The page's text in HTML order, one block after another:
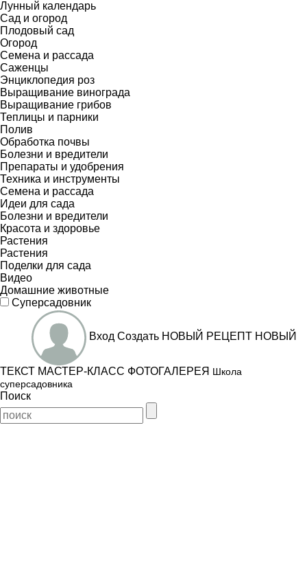
Лунный календарь
Сад и огород
Плодовый сад
Огород
Семена и рассада
Саженцы
Энциклопедия роз
Выращивание винограда
Выращивание грибов
Теплицы и парники
Полив
Обработка почвы
Болезни и вредители
Препараты и удобрения
Техника и инструменты
Семена и рассада
Идеи для сада
Болезни и вредители
Красота и здоровье
Растения
Растения
Поделки для сада
Видео
Домашние животные
Суперсадовник
Вход Создать НОВЫЙ РЕЦЕПТ НОВЫЙ
ТЕКСТ МАСТЕР-КЛАСС ФОТОГАЛЕРЕЯ Школа
суперсадовника
Поиск